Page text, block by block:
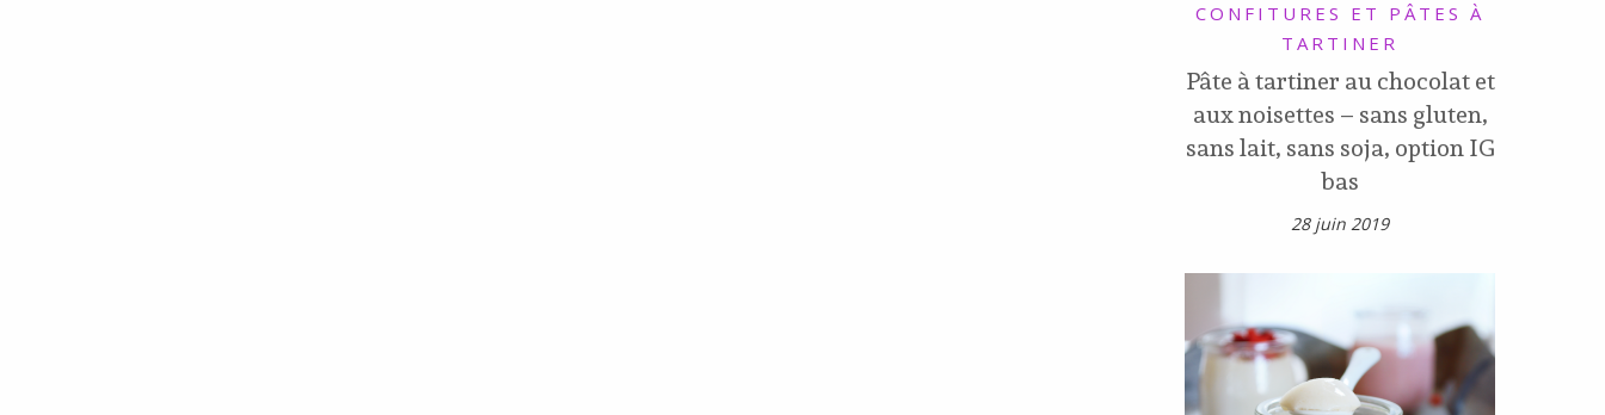
CONFITURES ET PÂTES À
TARTINER
Pâte à tartiner au chocolat et
aux noisettes – sans gluten,
sans lait, sans soja, option IG
bas
28 juin 2019